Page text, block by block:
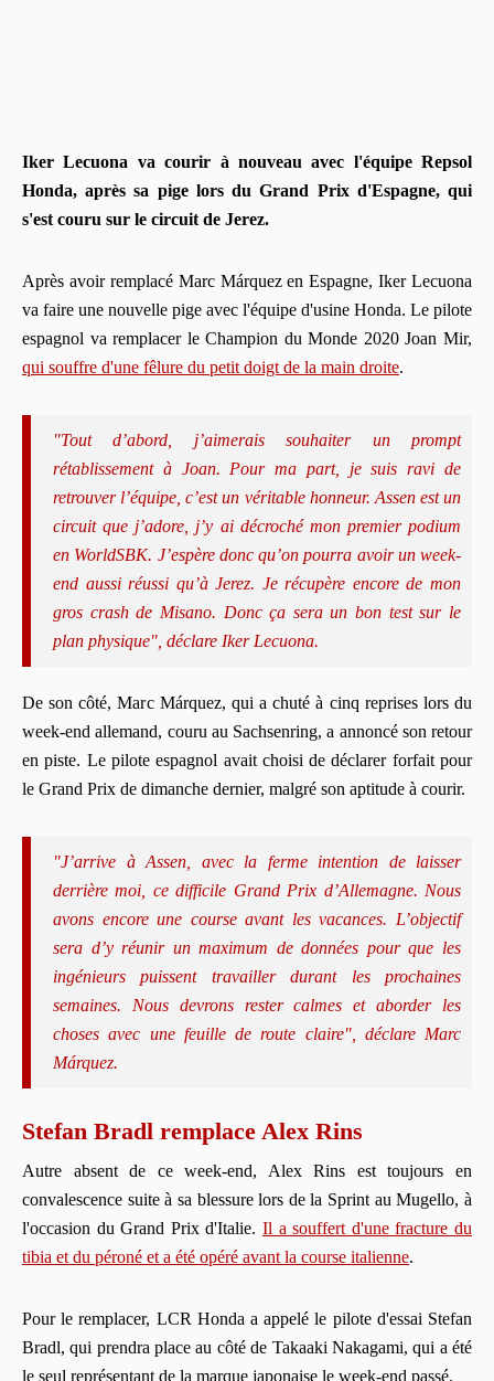
Iker Lecuona va courir à nouveau avec l'équipe Repsol
Honda, après sa pige lors du Grand Prix d'Espagne, qui
s'est couru sur le circuit de Jerez.
Après avoir remplacé Marc Márquez en Espagne, Iker Lecuona
va faire une nouvelle pige avec l'équipe d'usine Honda. Le pilote
espagnol va remplacer le Champion du Monde 2020 Joan Mir,
qui souffre d'une fêlure du petit doigt de la main droite.
"Tout d’abord, j’aimerais souhaiter un prompt
rétablissement à Joan. Pour ma part, je suis ravi de
retrouver l’équipe, c’est un véritable honneur. Assen est un
circuit que j’adore, j’y ai décroché mon premier podium
en WorldSBK. J’espère donc qu’on pourra avoir un week-
end aussi réussi qu’à Jerez. Je récupère encore de mon
gros crash de Misano. Donc ça sera un bon test sur le
plan physique", déclare Iker Lecuona.
De son côté, Marc Márquez, qui a chuté à cinq reprises lors du
week-end allemand, couru au Sachsenring, a annoncé son retour
en piste. Le pilote espagnol avait choisi de déclarer forfait pour
le Grand Prix de dimanche dernier, malgré son aptitude à courir.
"J’arrive à Assen, avec la ferme intention de laisser
derrière moi, ce difficile Grand Prix d’Allemagne. Nous
avons encore une course avant les vacances. L’objectif
sera d’y réunir un maximum de données pour que les
ingénieurs puissent travailler durant les prochaines
semaines. Nous devrons rester calmes et aborder les
choses avec une feuille de route claire", déclare Marc
Márquez.
Stefan Bradl remplace Alex Rins
Autre absent de ce week-end, Alex Rins est toujours en
convalescence suite à sa blessure lors de la Sprint au Mugello, à
l'occasion du Grand Prix d'Italie. Il a souffert d'une fracture du
tibia et du péroné et a été opéré avant la course italienne.
Pour le remplacer, LCR Honda a appelé le pilote d'essai Stefan
Bradl, qui prendra place au côté de Takaaki Nakagami, qui a été
le seul représentant de la marque japonaise le week-end passé.